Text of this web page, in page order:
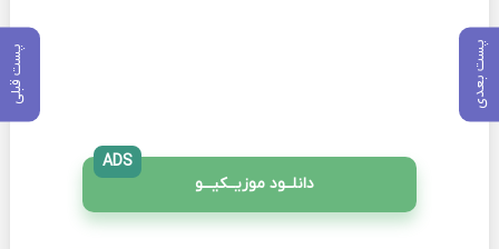
پست بعدی پست قبلی
دانلــود موزیــکیـــو
ADS